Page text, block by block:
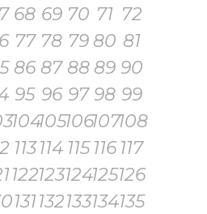
68 69 70 71 72
77 78 79 80 81
86 87 88 89 90
95 96 97 98 99
104105106107108
113 114 115 116 117
122123124125126
131132133134135